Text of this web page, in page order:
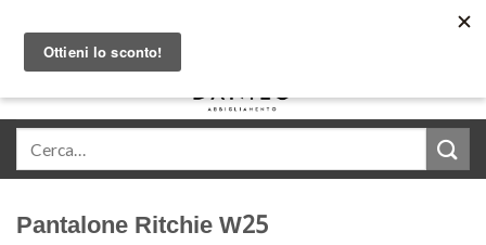
content
Pantalone Ritchie W25